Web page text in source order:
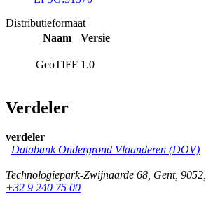
Distributieformaat
Naam
Versie
GeoTIFF 1.0
Verdeler
verdeler
Databank Ondergrond Vlaanderen (DOV)
Technologiepark-Zwijnaarde 68, Gent, 9052,
+32 9 240 75 00